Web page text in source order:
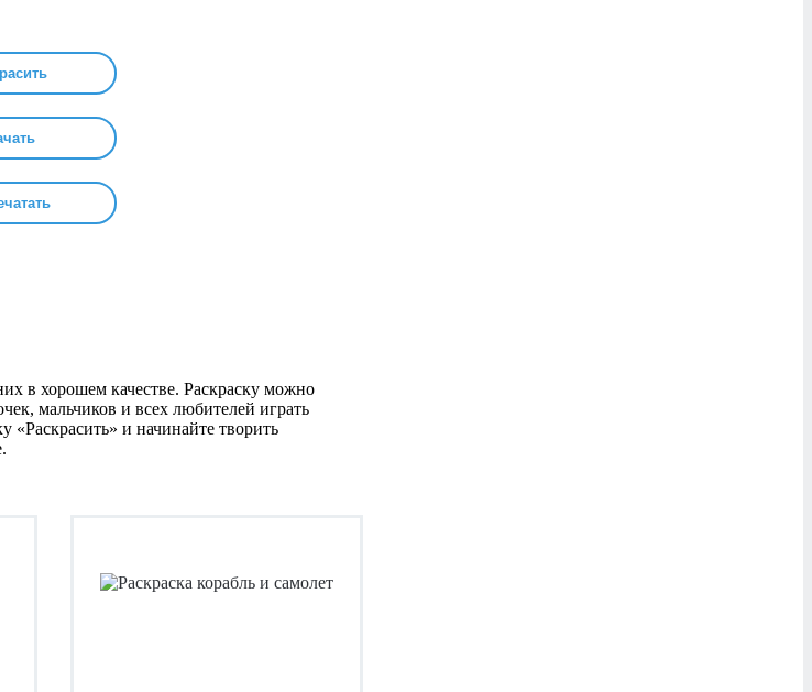
в хорошем качестве. Раскраску можно
мальчиков и всех любителей играть
и начинайте творить